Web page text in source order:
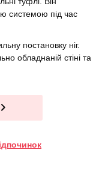
системою під час
постановку ніг.
обладнаній стіні та